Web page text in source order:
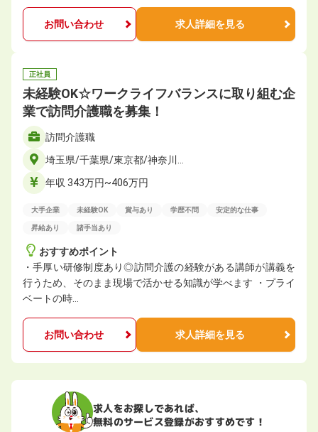
お問い合わせ 求人詳細を見る
正社員
未経験OK☆ワークライフバランスに取り組む企
業で訪問介護職を募集！
訪問介護職
埼玉県/千葉県/東京都/神奈川…
年収 343万円~406万円
大手企業 未経験OK 賞与あり 学歴不問 安定的な仕事
昇給あり 諸手当あり
おすすめポイント
・手厚い研修制度あり◎訪問介護の経験がある講師が講義を
行うため、そのまま現場で活かせる知識が学べます ・プライ
ベートの時…
お問い合わせ 求人詳細を見る
求人をお探しであれば、
無料のサービス登録がおすすめです！